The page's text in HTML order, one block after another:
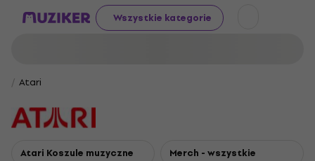
Wszystkie kategorie
Atari
Atari Koszule muzyczne Merch - wszystkie